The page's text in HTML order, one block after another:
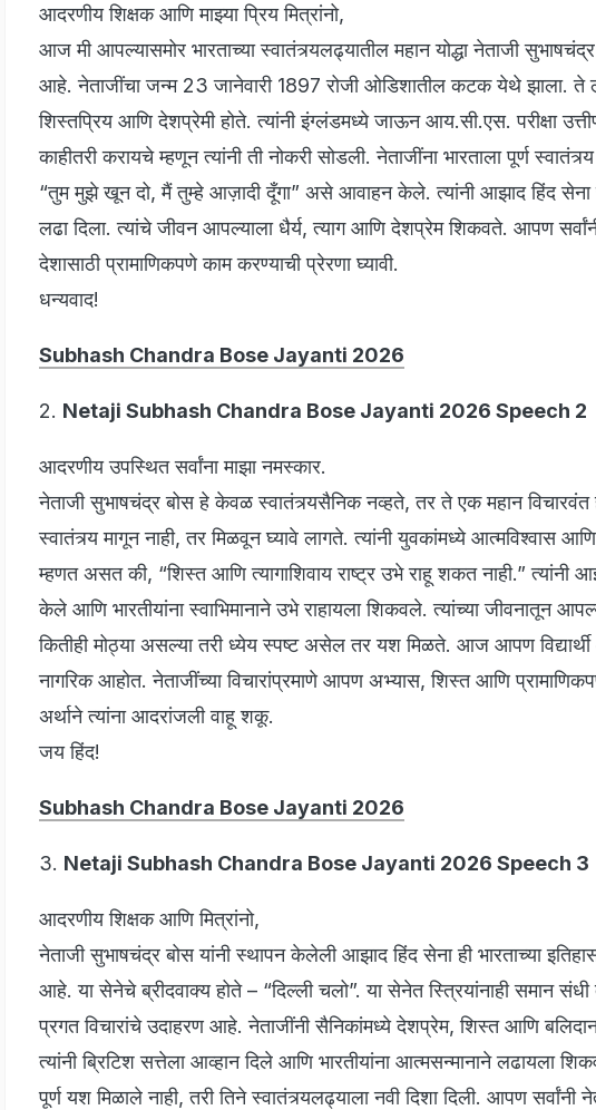
आदरणीय शिक्षक आणि माझ्या प्रिय मित्रांनो,
आज मी आपल्यासमोर भारताच्या स्वातंत्र्यलढ्यातील महान योद्धा नेताजी सुभाषचंद्र
आहे. नेताजींचा जन्म 23 जानेवारी 1897 रोजी ओडिशातील कटक येथे झाला. ते
शिस्तप्रिय आणि देशप्रेमी होते. त्यांनी इंग्लंडमध्ये जाऊन आय.सी.एस. परीक्षा
काहीतरी करायचे म्हणून त्यांनी ती नोकरी सोडली. नेताजींना भारताला पूर्ण
“तुम मुझे खून दो, मैं तुम्हे आज़ादी दूँगा” असे आवाहन केले. त्यांनी आझाद हिंद सेना
लढा दिला. त्यांचे जीवन आपल्याला धैर्य, त्याग आणि देशप्रेम शिकवते. आपण सर्वांनी
देशासाठी प्रामाणिकपणे काम करण्याची प्रेरणा घ्यावी.
धन्यवाद!
Subhash Chandra Bose Jayanti 2026
2. Netaji Subhash Chandra Bose Jayanti 2026 Speech 2
आदरणीय उपस्थित सर्वांना माझा नमस्कार.
नेताजी सुभाषचंद्र बोस हे केवळ स्वातंत्र्यसैनिक नव्हते, तर ते एक महान विचारवंत
स्वातंत्र्य मागून नाही, तर मिळवून घ्यावे लागते. त्यांनी युवकांमध्ये आत्मविश्वास
म्हणत असत की, “शिस्त आणि त्यागाशिवाय राष्ट्र उभे राहू शकत नाही.” त्यांनी
केले आणि भारतीयांना स्वाभिमानाने उभे राहायला शिकवले. त्यांच्या जीवनातून
कितीही मोठ्या असल्या तरी ध्येय स्पष्ट असेल तर यश मिळते. आज आपण
नागरिक आहोत. नेताजींच्या विचारांप्रमाणे आपण अभ्यास, शिस्त आणि
अर्थाने त्यांना आदरांजली वाहू शकू.
जय हिंद!
Subhash Chandra Bose Jayanti 2026
3. Netaji Subhash Chandra Bose Jayanti 2026 Speech 3
आदरणीय शिक्षक आणि मित्रांनो,
नेताजी सुभाषचंद्र बोस यांनी स्थापन केलेली आझाद हिंद सेना ही भारताच्या
आहे. या सेनेचे ब्रीदवाक्य होते – “दिल्ली चलो”. या सेनेत स्त्रियांनाही समान
प्रगत विचारांचे उदाहरण आहे. नेताजींनी सैनिकांमध्ये देशप्रेम, शिस्त आणि
त्यांनी ब्रिटिश सत्तेला आव्हान दिले आणि भारतीयांना आत्मसन्मानाने लढायला
पूर्ण यश मिळाले नाही, तरी तिने स्वातंत्र्यलढ्याला नवी दिशा दिली. आपण सर्वांनी